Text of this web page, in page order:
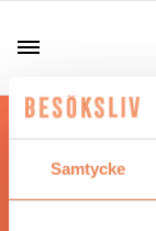
Samtycke
Hos oss
nyheter
Besöksliv i